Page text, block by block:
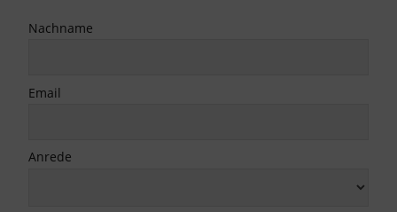
Nachname
Email
Anrede